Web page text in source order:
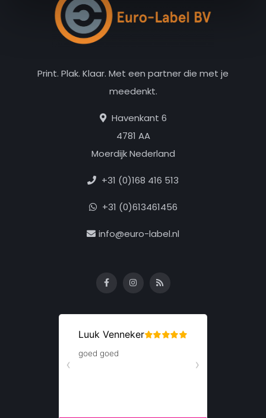
Print. Plak. Klaar. Met een partner die met je
meedenkt.
Havenkant 6
4781 AA
Moerdijk Nederland
+31 (0)168 416 513
+31 (0)613461456
info@euro-label.nl